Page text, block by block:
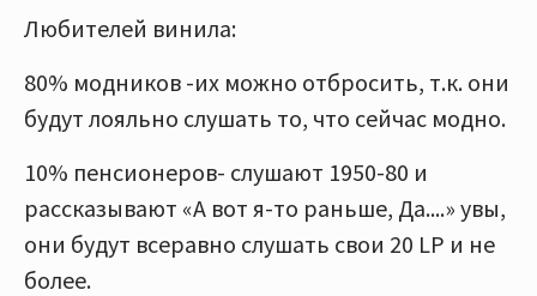
Любителей винила:
80% модников -их можно отбросить, т.к. они
будут лояльно слушать то, что сейчас модно.
10% пенсионеров- слушают 1950-80 и
рассказывают «А вот я-то раньше, Да....» увы,
они будут всеравно слушать свои 20 LP и не
более.